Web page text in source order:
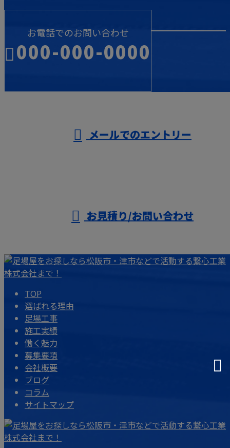
お電話でのお問い合わせ
000-000-0000
メールでのエントリー
お見積り/お問い合わせ
TOP
選ばれる理由
足場工事
施工実績
働く魅力
募集要項
会社概要
ブログ
コラム
サイトマップ